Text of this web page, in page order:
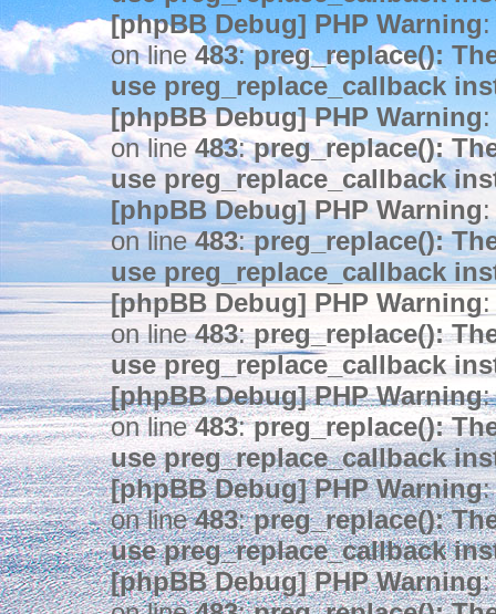
[phpBB Debug] PHP Warning
on line483:preg_replace():
use preg_replace_callback
[phpBB Debug] PHP Warning
on line483:preg_replace():
use preg_replace_callback
[phpBB Debug] PHP Warning
on line483:preg_replace():
use preg_replace_callback
[phpBB Debug] PHP Warning
on line483:preg_replace():
use preg_replace_callback
[phpBB Debug] PHP Warning:
on line483:preg_replace():
use preg_replace_callback
[phpBB Debug] PHP Warning:
on line483:preg_replace():
use preg_replace_callback
[phpBB Debug] PHP Warning: